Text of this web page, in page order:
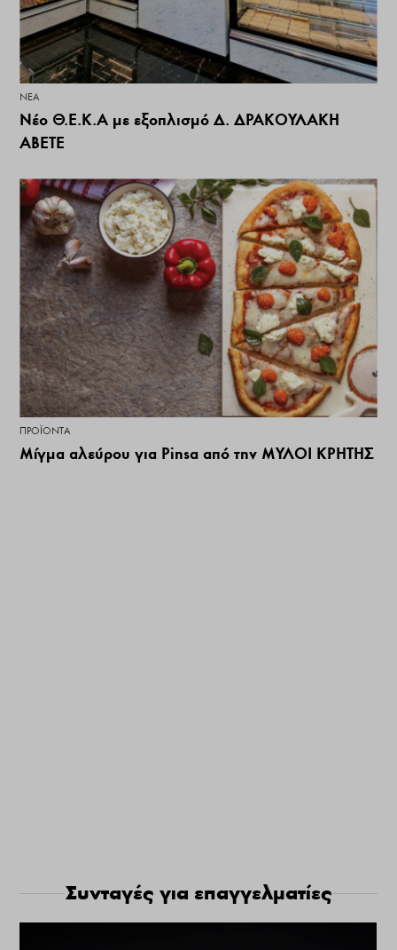
ΝΕΑ
Νέο Θ.Ε.Κ.Α με εξοπλισμό Δ. ΔΡΑΚΟΥΛΑΚΗ
ΑΒΕΤΕ
ΠΡΟΪΌΝΤΑ
Μίγμα αλεύρου για Pinsa από την ΜΥΛΟΙ ΚΡΗΤΗΣ
Συνταγές για επαγγελματίες